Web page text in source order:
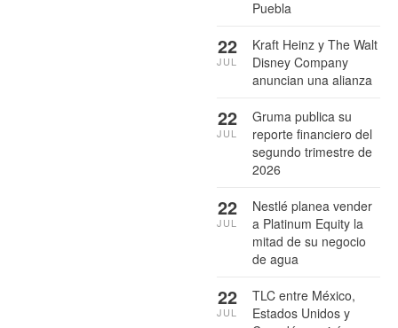
Puebla
Kraft Heinz y The Walt
Disney Company
anuncian una alianza
22
JUL
Gruma publica su
reporte financiero del
segundo trimestre de
2026
22
JUL
Nestlé planea vender
a Platinum Equity la
mitad de su negocio
de agua
22
JUL
TLC entre México,
Estados Unidos y
22
JUL